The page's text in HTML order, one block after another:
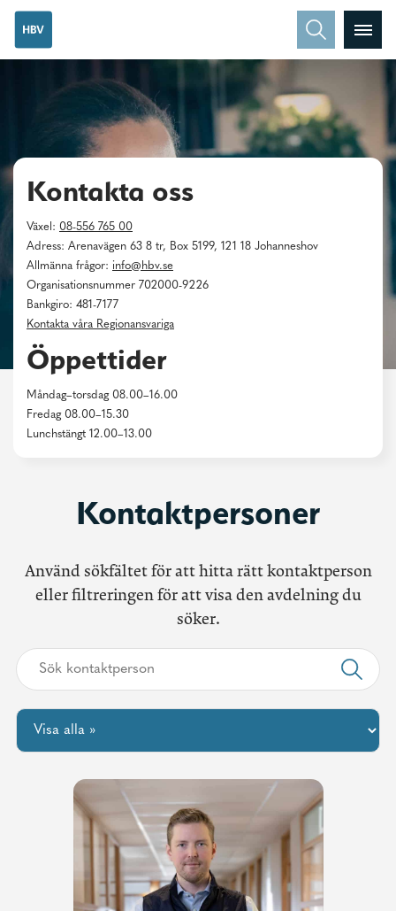
Kontakta oss
Växel: 08-556 765 00
Adress: Arenavägen 63 8 tr, Box 5199, 121 18 Johanneshov
Allmänna frågor: info@hbv.se
Organisationsnummer 702000-9226
Bankgiro: 481-7177
Kontakta våra Regionansvariga
Öppettider
Måndag–torsdag 08.00–16.00
Fredag 08.00–15.30
Lunchstängt 12.00–13.00
Kontaktpersoner
Använd sökfältet för att hitta rätt kontaktperson
eller filtreringen för att visa den avdelning du
söker.